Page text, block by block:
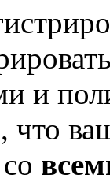
и